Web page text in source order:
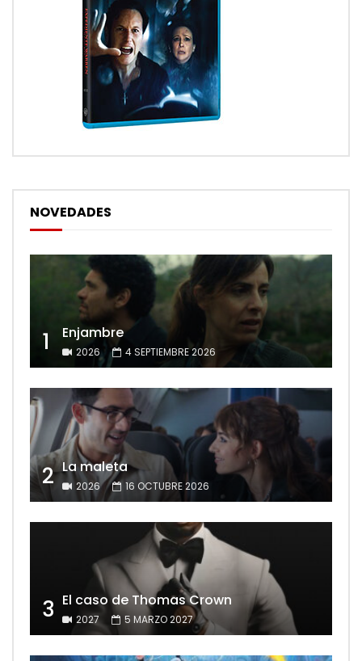
NOVEDADES
1 Enjambre
2026 4 SEPTIEMBRE 2026
2 La maleta
2026 16 OCTUBRE 2026
3 El caso de Thomas Crown
2027 5 MARZO 2027